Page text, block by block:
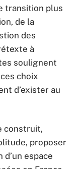
transition plus
de la
des
à
soulignent
choix
d’exister au
construit,
proposer
espace